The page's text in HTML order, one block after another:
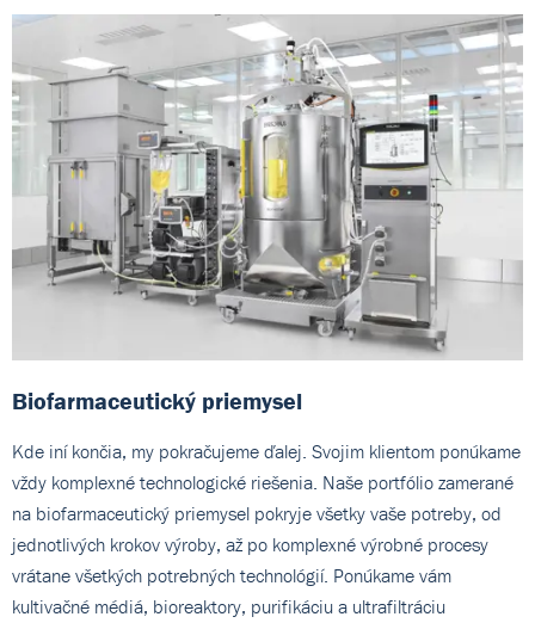
Biofarmaceutický priemysel
Kde iní končia, my pokračujeme ďalej. Svojim klientom ponúkame
vždy komplexné technologické riešenia. Naše portfólio zamerané
na biofarmaceutický priemysel pokryje všetky vaše potreby, od
jednotlivých krokov výroby, až po komplexné výrobné procesy
vrátane všetkých potrebných technológií. Ponúkame vám
kultivačné médiá, bioreaktory, purifikáciu a ultrafiltráciu